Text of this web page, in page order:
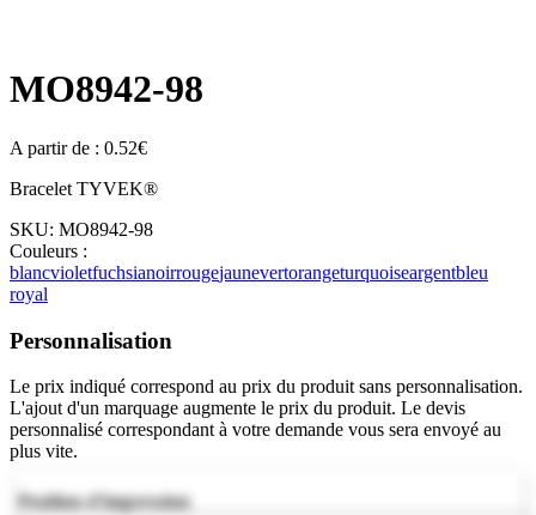
MO8942-98
A partir de : 0.52€
Bracelet TYVEK®
SKU: MO8942-98
Couleurs :
blancvioletfuchsianoirrougejaunevertorangeturquoiseargentbleu
royal
Personnalisation
Le prix indiqué correspond au prix du produit sans personnalisation.
L'ajout d'un marquage augmente le prix du produit. Le devis
personnalisé correspondant à votre demande vous sera envoyé au
plus vite.
Position d'impression